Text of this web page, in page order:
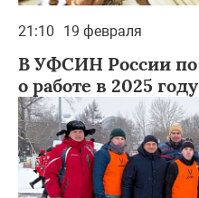
21:10 19 февраля
В УФСИН России по
о работе в 2025 году